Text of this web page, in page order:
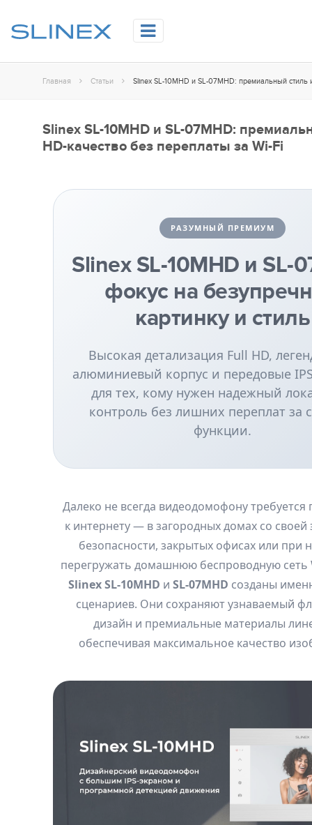
Главная Статьи
Slinex SL-10MHD и SL-07MHD:
HD-качество без переплаты за Wi-Fi
РАЗУМНЫЙ ПРЕМИУМ
Slinex SL-10MHD и SL-
фокус на
картинку и стиль
Высокая детализация Full HD,
алюминиевый корпус и передовые
для тех, кому нужен надежный
контроль без лишних переплат за
функции.
Далеко не всегда видеодомофону
к интернету — в загородных домах со своей
безопасности, закрытых офисах или при
перегружать домашнюю беспроводную сеть
Slinex SL-10MHD иSL-07MHD созданы
сценариев. Они сохраняют узнаваемый
дизайн и премиальные материалы
обеспечивая максимальное качество